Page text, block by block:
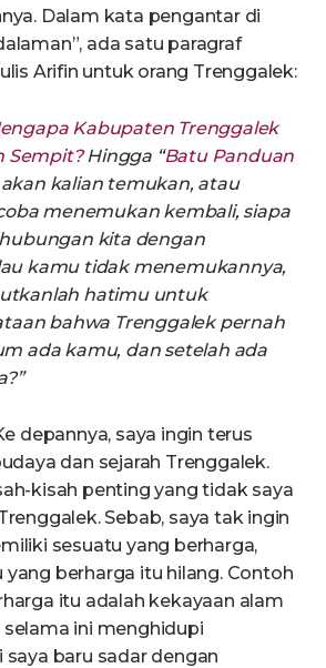
Dalam kata pengantar di
ada satu paragraf
Arifin untuk orang Trenggalek:
Kabupaten Trenggalek
Sempit?Hingga “Batu Panduan
akan kalian temukan, atau
menemukan kembali, siapa
kita dengan
kamu tidak menemukannya,
hatimu untuk
bahwa Trenggalek pernah
ada kamu, dan setelah ada
depannya, saya ingin terus
dan sejarah Trenggalek.
kisah penting yang tidak saya
Sebab, saya tak ingin
sesuatu yang berharga,
berharga itu hilang. Contoh
itu adalah kekayaan alam
ini menghidupi
saya baru sadar dengan